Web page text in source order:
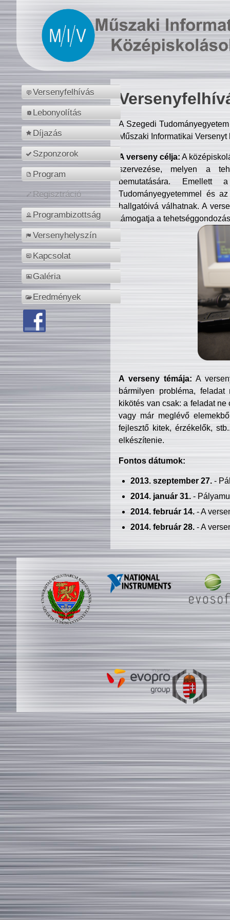
Versenyfelhívás
Lebonyolítás
Díjazás
Szponzorok
Program
Regisztráció
Programbizottság
Versenyhelyszín
Kapcsolat
Galéria
Eredmények
A Szegedi
Műszaki Informatikai
A verseny célja: A
szervezése, melyen a
bemutatására. Emellett
Tudományegyetemmel és
hallgatóivá válhatnak. A
támogatja a
A verseny témája: A
bármilyen probléma, feladat
kikötés van csak: a feladat
vagy már meglévő
fejlesztő kitek, érzékelők,
elkészítenie.
Fontos dátumok:
2013. szeptember 27.-
2014. január 31.-
2014. február 14.- A
2014. február 28.- A